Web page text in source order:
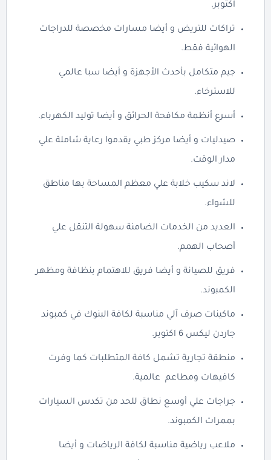
اكتوبر.
تراكات للتريض و أيضا مسارات مخصصة للدراجات
الهوائية فقط.
جيم متكامل بأحدث الأجهزة و أيضا سبا عالمي
للاسترخاء.
أسرع أنظمة مكافحة الحرائق و أيضا توليد الكهرباء.
صيدليات و أيضا مركز طبي يقدموا رعاية شاملة علي
مدار الوقت.
لاند سكيب خلابة علي معظم المساحة بها مناطق
للشواء.
العديد من الخدمات الضامنة سهولة التنقل علي
أصحاب الهمم.
فريق للصيانة و أيضا فريق للاهتمام بنظافة ومظهر
الكمبوند.
ماكينات صرف آلي مناسبة لكافة البنوك في كمبوند
جاردن ليكس 6 اكتوبر.
منطقة تجارية تشمل كافة المتطلبات كما وفرت
كافيهات ومطاعم عالمية.
جراجات علي أوسع نطاق للحد من تكدس السيارات
بممرات الكمبوند.
ملاعب رياضية مناسبة لكافة الرياضات و أيضا